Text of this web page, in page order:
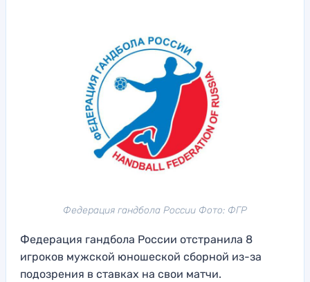
Федерация гандбола России Фото: ФГР
Федерация гандбола России отстранила 8
игроков мужской юношеской сборной из-за
подозрения в ставках на свои матчи.